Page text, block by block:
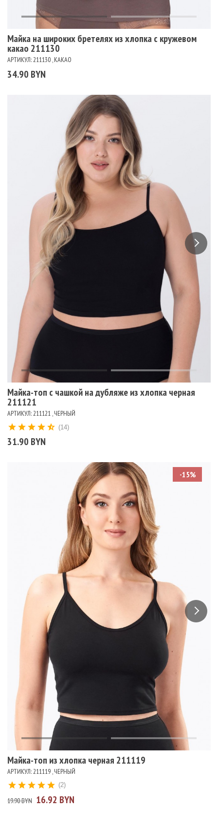
Майка на широких бретелях из хлопка с кружевом
какао 211130
АРТИКУЛ: 211130 , КАКАО
34.90 BYN
Майка-топ с чашкой на дубляже из хлопка черная
211121
АРТИКУЛ: 211121 , ЧЕРНЫЙ
31.90 BYN
(14)
-15%
Майка-топ из хлопка черная 211119
АРТИКУЛ: 211119 , ЧЕРНЫЙ
19.90 BYN 16.92 BYN
(2)